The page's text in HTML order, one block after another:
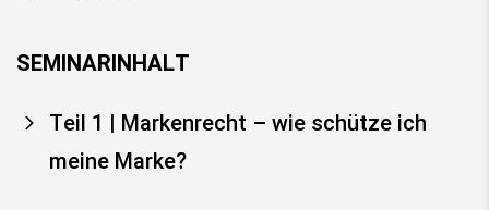
SEMINARINHALT
Teil 1 | Markenrecht – wie schütze ich
meine Marke?